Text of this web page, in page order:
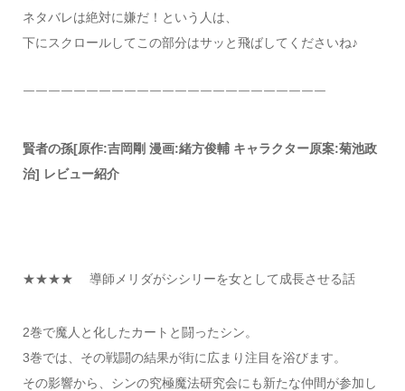
ネタバレは絶対に嫌だ！という人は、
下にスクロールしてこの部分はサッと飛ばしてくださいね♪
￣￣￣￣￣￣￣￣￣￣￣￣￣￣￣￣￣￣￣￣￣￣￣￣
賢者の孫[原作:吉岡剛 漫画:緒方俊輔 キャラクター原案:菊池政
治] レビュー紹介
★★★★ 導師メリダがシシリーを女として成長させる話
2巻で魔人と化したカートと闘ったシン。
3巻では、その戦闘の結果が街に広まり注目を浴びます。
その影響から、シンの究極魔法研究会にも新たな仲間が参加し